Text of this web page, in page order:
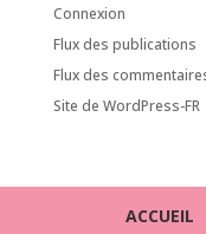
Connexion
Flux des publications
Flux des
Site de WordPress-FR
ACCUEIL